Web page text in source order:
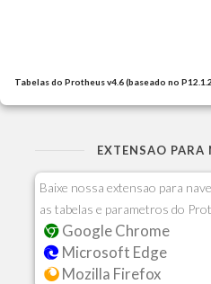
Tabelas do Protheus v4.6 (baseado no
EXTENSAO PARA
Baixe nossa extensao para
as tabelas e parametros do
Google Chrome
Microsoft Edge
Mozilla Firefox